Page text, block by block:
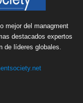
mejor del managment
destacados expertos
de líderes globales.